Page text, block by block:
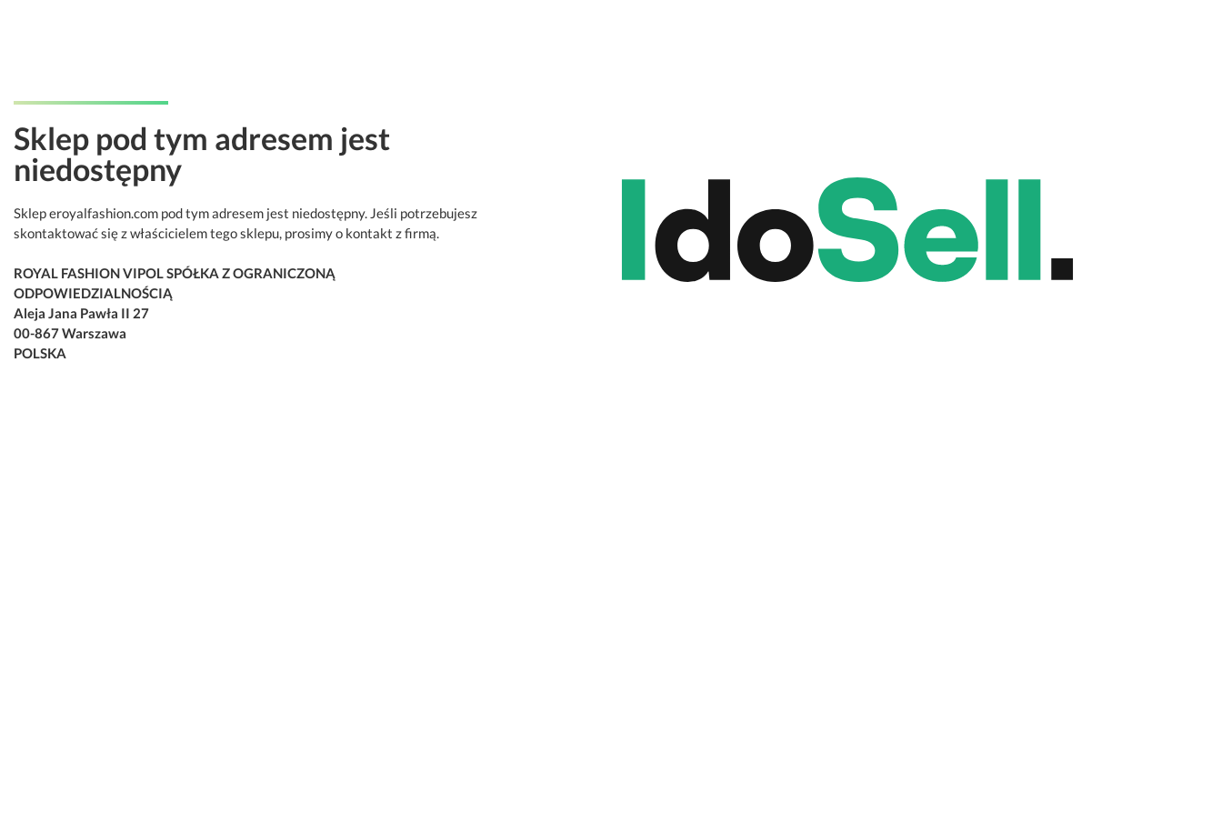
Sklep pod tym adresem jest
niedostępny
Sklep eroyalfashion.com pod tym adresem jest niedostępny. Jeśli potrzebujesz
skontaktować się z właścicielem tego sklepu, prosimy o kontakt z firmą.
ROYAL FASHION VIPOL SPÓŁKA Z OGRANICZONĄ
ODPOWIEDZIALNOŚCIĄ
Aleja Jana Pawła II 27
00-867 Warszawa
POLSKA